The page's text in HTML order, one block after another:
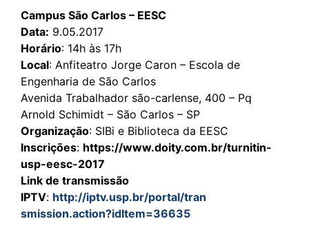
Campus São Carlos – EESC
Data: 9.05.2017
Horário: 14h às 17h
Local: Anfiteatro Jorge Caron – Escola de
Engenharia de São Carlos
Avenida Trabalhador são-carlense, 400 – Pq
Arnold Schimidt – São Carlos – SP
Organização: SIBi e Biblioteca da EESC
Inscrições: https://www.doity.com.br/turnitin-
usp-eesc-2017
Link de transmissão
IPTV: http://iptv.usp.br/portal/tran
smission.action?idItem=36635